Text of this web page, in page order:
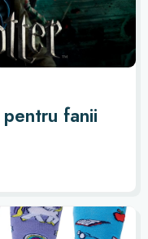
fanii